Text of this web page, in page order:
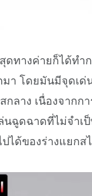
ดทางค่ายก็ได้ทำ
า โดยมันมีจุดเด่
ลาง เนื่องจาก
นฉูดฉาดที่ไม่จำเ
ปได้ของร่างแยก